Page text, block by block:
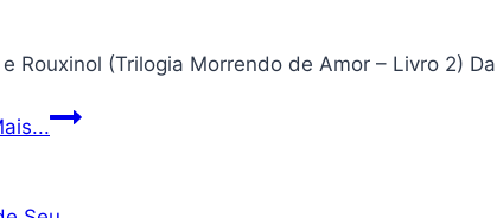
e
Auto
Estima
doméstica
7,6
Couro
(Trilogia